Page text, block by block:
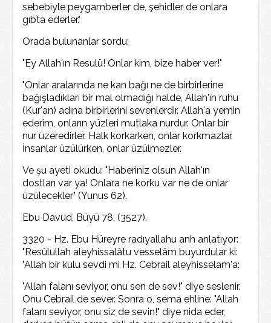
sebebiyle peygamberler de, şehidler de onlara
gıbta ederler."
Orada bulunanlar sordu:
"Ey Allah'ın Resulü! Onlar kim, bize haber ver!"
"Onlar aralarında ne kan bağı ne de birbirlerine
bağışladıkları bir mal olmadığı halde, Allah'ın ruhu
(Kur'an) adına birbirlerini sevenlerdir. Allah'a yemin
ederim, onların yüzleri mutlaka nurdur. Onlar bir
nur üzeredirler. Halk korkarken, onlar korkmazlar.
İnsanlar üzülürken, onlar üzülmezler.
Ve şu ayeti okudu: "Haberiniz olsun Allah'ın
dostları var ya! Onlara ne korku var ne de onlar
üzülecekler" (Yunus 62).
Ebu Davud, Büyü 78, (3527).
3320 - Hz. Ebu Hüreyre radıyallahu anh anlatıyor:
"Resûlullah aleyhissalâtu vesselâm buyurdular ki:
"Allah bir kulu sevdi mi Hz. Cebrail aleyhisselam'a:
"Allah falanı seviyor, onu sen de sev!" diye seslenir.
Onu Cebrail de sever. Sonra o, sema ehline: "Allah
falanı seviyor, onu siz de sevin!" diye nida eder,